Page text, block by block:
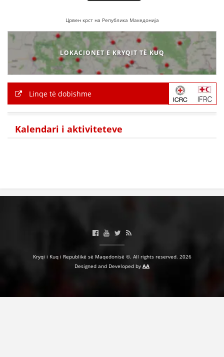
Црвен крст на Република Македонија
LOKACIONET E KRYQIT TË KUQ
Linqe të dobishme
Kalendari i aktiviteteve
Kryqi i Kuq i Republikë së Maqedonisë ©. All rights reserved. 2026
Designed and Developed by AA